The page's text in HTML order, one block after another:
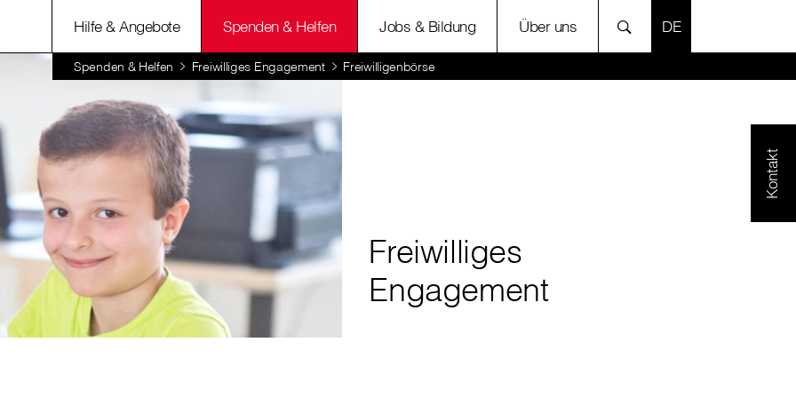
Hilfe & Angebote Spenden & Helfen Jobs & Bildung Über uns SPRACHE
Spenden & Helfen Freiwilliges Engagement Freiwilligenbörse
Kontakt
Freiwilliges
Engagement